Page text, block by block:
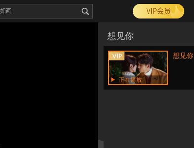
想见你
正在播放
想见你